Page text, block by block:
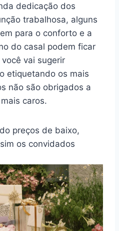
dedicação dos
trabalhosa, alguns
para o conforto e a
do casal podem ficar
vai sugerir
etiquetando os mais
não são obrigados a
caros.
preços de baixo,
os convidados